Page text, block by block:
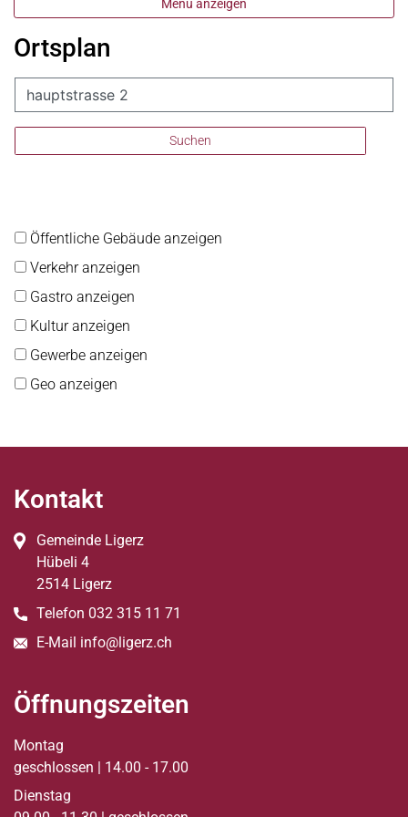
Menü anzeigen
Ortsplan
Suchen
Öffentliche Gebäude anzeigen
Verkehr anzeigen
Gastro anzeigen
Kultur anzeigen
Gewerbe anzeigen
Geo anzeigen
Kontakt
Gemeinde Ligerz
Hübeli 4
2514 Ligerz
Telefon 032 315 11 71
E-Mail info@ligerz.ch
Öffnungszeiten
Montag
geschlossen | 14.00 - 17.00
Dienstag